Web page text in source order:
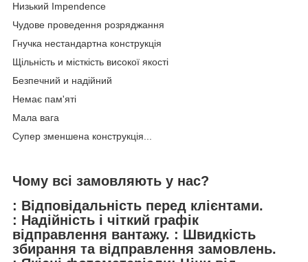
Низький Impendence
Чудове проведення розряджання
Гнучка нестандартна конструкція
Щільність и місткість високої якості
Безпечний и надійний
Немає пам'яті
Мала вага
Супер зменшена конструкція...
Чому всі замовляють у нас?
: Відповідальність перед клієнтами.
: Надійність і чіткий графік
відправлення вантажу. : Швидкість
збирання та відправлення замовлень.